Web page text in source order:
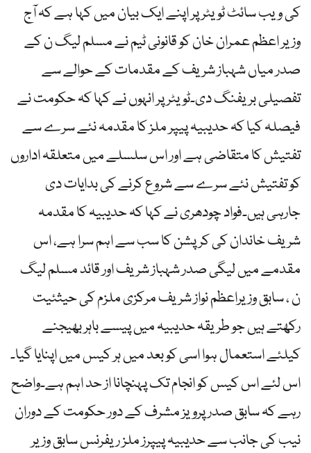
کی ویب سائٹ ٹویٹر پر اپنے ایک بیان میں کہا ہے کہ آج
وزیر اعظم عمران خان کو قانونی ٹیم نے مسلم لیگ ن کے
صدر میاں شہباز شریف کے مقدمات کے حوالے سے
تفصیلی بریفنگ دی۔ٹویٹر پر انہوں نے کہا کہ حکومت نے
فیصلہ کیا کہ حدیبیہ پیپر ملز کا مقدمہ نئے سرے سے
تفتیش کا متقاضی ہے اور اس سلسلے میں متعلقہ اداروں
کو تفتیش نئے سرے سے شروع کرنے کی بدایات دی
جارہی ہیں۔فواد چودھری نے کہا کہ حدیبیہ کا مقدمہ
شریف خاندان کی کرپشن کا سب سے اہم سرا ہے، اس
مقدمے میں لیگی صدر شہباز شریف اور قائد مسلم لیگ
ن ، سابق وزیراعظم نواز شریف مرکزی ملزم کی حیثئیت
رکھتے ہیں جو طریقہ حدیبیہ میں پیسے باہر بھیجنے
کیلئے استعمال ہوا اسی کو بعد میں ہر کیس میں اپنایا گیا۔
اس لئے اس کیس کو انجام تک پہنچانا از حد اہم ہے۔واضح
رہے کہ سابق صدر پرویز مشرف کے دور حکومت کے دوران
نیب کی جانب سے حدیبیہ پیپرز ملز ریفرنس سابق وزیر